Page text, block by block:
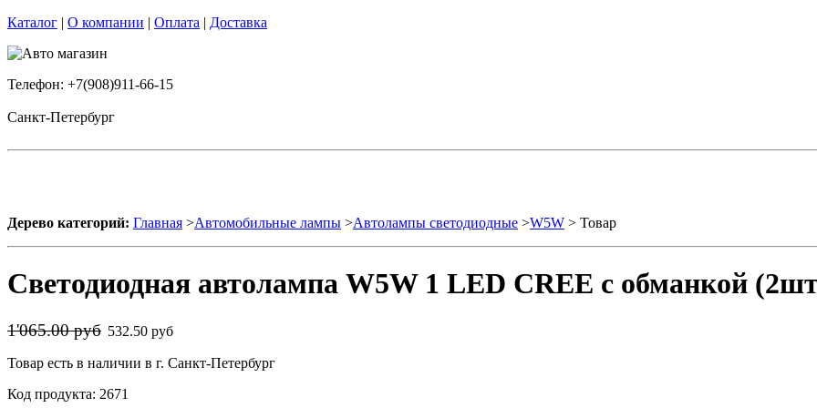
Каталог | О компании | Оплата | Доставка
Телефон: +7(908)911-66-15
Санкт-Петербург
Дерево категорий: Главная >Автомобильные лампы >Автолампы светодиодные >W5W > Товар
Светодиодная автолампа W5W 1 LED CREE с обманкой
1'065.00 руб 532.50 руб
Товар есть в наличии в г. Санкт-Петербург
Код продукта: 2671